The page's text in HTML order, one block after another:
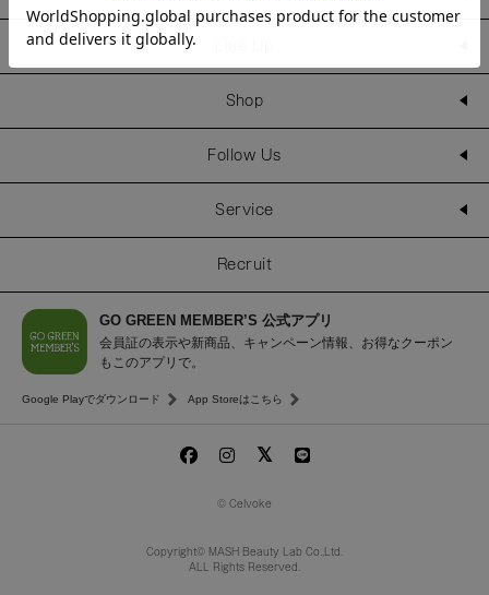
Shop
Follow Us
Service
Recruit
GO GREEN MEMBER’S 公式アプリ
会員証の表示や新商品、キャンペーン情報、お得なクーポン
もこのアプリで。
Google Playでダウンロード App Storeはこちら
© Celvoke
Copyright© MASH Beauty Lab Co.,Ltd.
ALL Rights Reserved.